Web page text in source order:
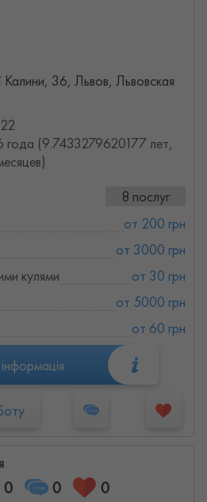
Калини, 36, Львов, Львовская
года (9.7433279620177 лет,
8 послуг
от 200 грн
от 3000 грн
кулями
от 30 грн
от 5000 грн
от 60 грн
0 0 0